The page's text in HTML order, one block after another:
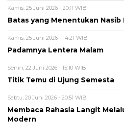
Kamis, 25 Juni 2026 - 20:11 WIB
Batas yang Menentukan Nasib
Kamis, 25 Juni 2026 - 14:21 WIB
Padamnya Lentera Malam
Senin, 22 Juni 2026 - 15:10 WIB
Titik Temu di Ujung Semesta
Sabtu, 20 Juni 2026 - 20:51 WIB
Membaca Rahasia Langit
Modern